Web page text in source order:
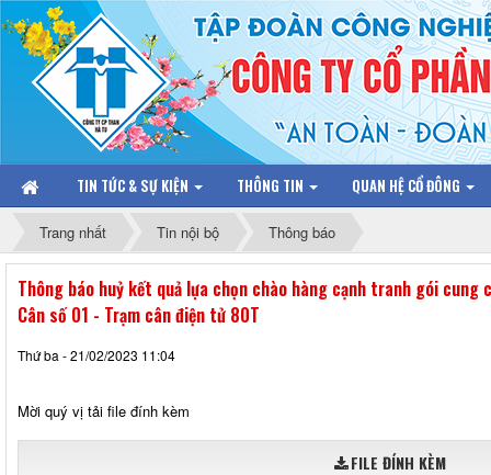
TIN TỨC & SỰ KIỆN THÔNG TIN QUAN HỆ CỔ ĐÔNG
Trang nhất Tin nội bộ Thông báo
Thông báo huỷ kết quả lựa chọn chào hàng cạnh tranh gói cung
Cân số 01 - Trạm cân điện tử 80T
Thứ ba - 21/02/2023 11:04
Mời quý vị tải file đính kèm
FILE ĐÍNH KÈM